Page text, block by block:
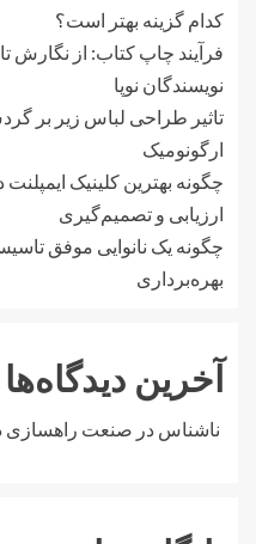
کدام گزینه بهتر است؟
فرآیند چاپ کتاب: از نگارش
نویسندگان نوپا
تاثیر طراحی لباس زیر بر
ارگونومیک
چگونه بهترین کلینیک
ارزیابی و تصمیم‌گیری
چگونه یک نانوایی موفق
بهره‌برداری
آخرین دیدگاه‌ها
ناشناس در صنعت راهسازی